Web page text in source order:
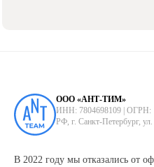
ООО «АНТ-ТИМ»
ИНН: 7804698109 | ОГРН:
РФ, г. Санкт-Петербург,
В 2022 году мы отказались от